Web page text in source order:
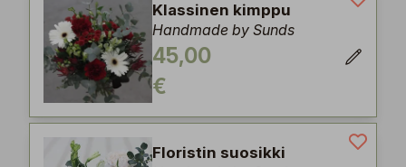
Klassinen kimppu
Handmade by Sunds
45,00
€
Floristin suosikki